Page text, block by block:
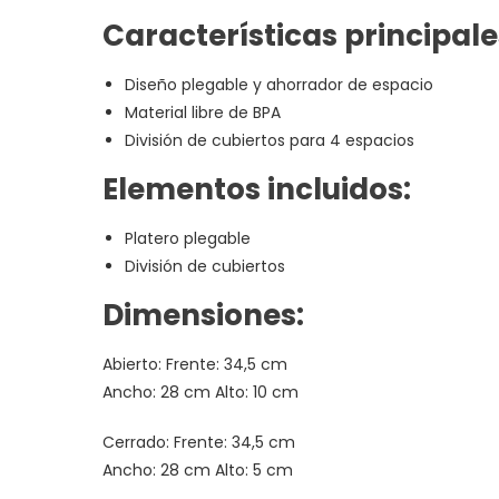
Características
Diseño plegable y ahorrador de espacio
Material libre de BPA
División de cubiertos para 4 espacios
Elementos incluidos:
Platero plegable
División de cubiertos
Dimensiones:
Abierto: Frente: 34,5 cm
Ancho: 28 cm Alto: 10 cm
Cerrado: Frente: 34,5 cm
Ancho: 28 cm Alto: 5 cm